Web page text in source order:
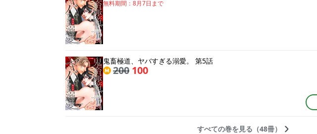
無料期間： 8月7日 まで
鬼畜極道、ヤバすぎる溺愛。 第5話
200 100
すべての巻を見る（48冊）